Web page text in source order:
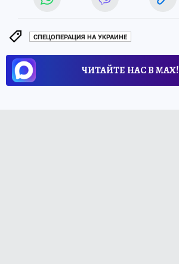
СПЕЦОПЕРАЦИЯ НА УКРАИНЕ
ЧИТАЙТЕ НАС В МАХ!